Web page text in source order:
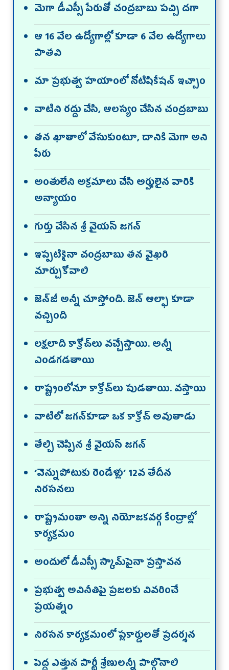
మెగా డీఎస్సీ పేరుతో చంద్రబాబు పచ్చి దగా
ఆ 16 వేల ఉద్యోగాల్లో కూడా 6 వేల ఉద్యోగాలు
పాతవి
మా ప్రభుత్వ హయాంలో నోటిషికేషన్‌ ఇచ్చాం
వాటిని రద్దు చేసి, ఆలస్యం చేసిన చంద్రబాబు
తన ఖాతాలో వేసుకుంటూ, దానికి మెగా అని
పేరు
అంతులేని అక్రమాలు చేసి అర్హులైన వారికి
అన్యాయం
గుర్తు చేసిన శ్రీ వైయస్‌ జగన్‌
ఇప్పటికైనా చంద్రబాబు తన వైఖరి
మార్చుకోవాలి
జెన్‌జీ అన్నీ చూస్తోంది. జెన్‌ ఆల్ఫా కూడా
వచ్చింది
లక్షలాది కాక్రోచ్‌లు వచ్చేస్తాయి. అన్నీ
ఎండగడతాయి
రాష్ట్రంలోనూ కాక్రోచ్‌లు పుడతాయి. వస్తాయి
వాటిలో జగన్‌కూడా ఒక కాక్రోచ్‌ అవుతాడు
తేల్చి చెప్పిన శ్రీ వైయస్‌ జగన్‌
‘వెన్నుపోటుకు రెండేళ్లు’ 12వ తేదీన
నిరసనలు
రాష్ట్రమంతా అన్ని నియోజకవర్గ కేంద్రాల్లో
కార్యక్రమం
అందులో డీఎస్సీ స్కామ్‌పైనా ప్రస్తావన
ప్రభుత్వ అవినీతిపై ప్రజలకు వివరించే
ప్రయత్నం
నిరసన కార్యక్రమంలో ప్లకార్డులతో ప్రదర్శన
పెద్ద ఎత్తున పార్టీ శ్రేణులన్నీ పాల్గొనాలి